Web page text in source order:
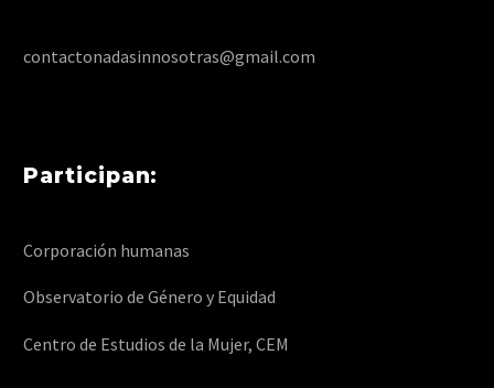
contactonadasinnosotras@gmail.com
Participan:
Corporación humanas
Observatorio de Género y Equidad
Centro de Estudios de la Mujer, CEM